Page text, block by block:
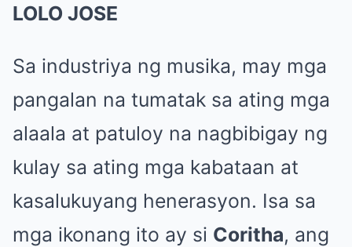
LOLO JOSE
Sa industriya ng musika, may mga
pangalan na tumatak sa ating mga
alaala at patuloy na nagbibigay ng
kulay sa ating mga kabataan at
kasalukuyang henerasyon. Isa sa
mga ikonang ito ay si Coritha, ang